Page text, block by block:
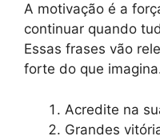
A motivação é a
continuar quando
Essas frases vão
forte do que
Acredite na
Grandes